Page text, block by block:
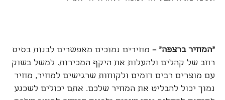
"המחיר ברצפה" – מחירים נמוכים מאפשרים לבנות בסיס
רחב של קהלים ולהעלות את היקף המכירות. למשל בשוק
עם מוצרים רבים דומים ולקוחות שרגישים למחיר, מחיר
נמוך יכול להבליט את המחיר שלכם. אתם יכולים לשכנע